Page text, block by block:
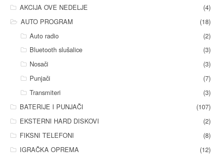
AKCIJA OVE NEDELJE
(4)
AUTO PROGRAM
(18)
Auto radio
(2)
Bluetooth slušalice
(3)
Nosači
(3)
Punjači
(7)
Transmiteri
(3)
BATERIJE I PUNJAČI
(107)
EKSTERNI HARD DISKOVI
(2)
FIKSNI TELEFONI
(8)
IGRAČKA OPREMA
(12)